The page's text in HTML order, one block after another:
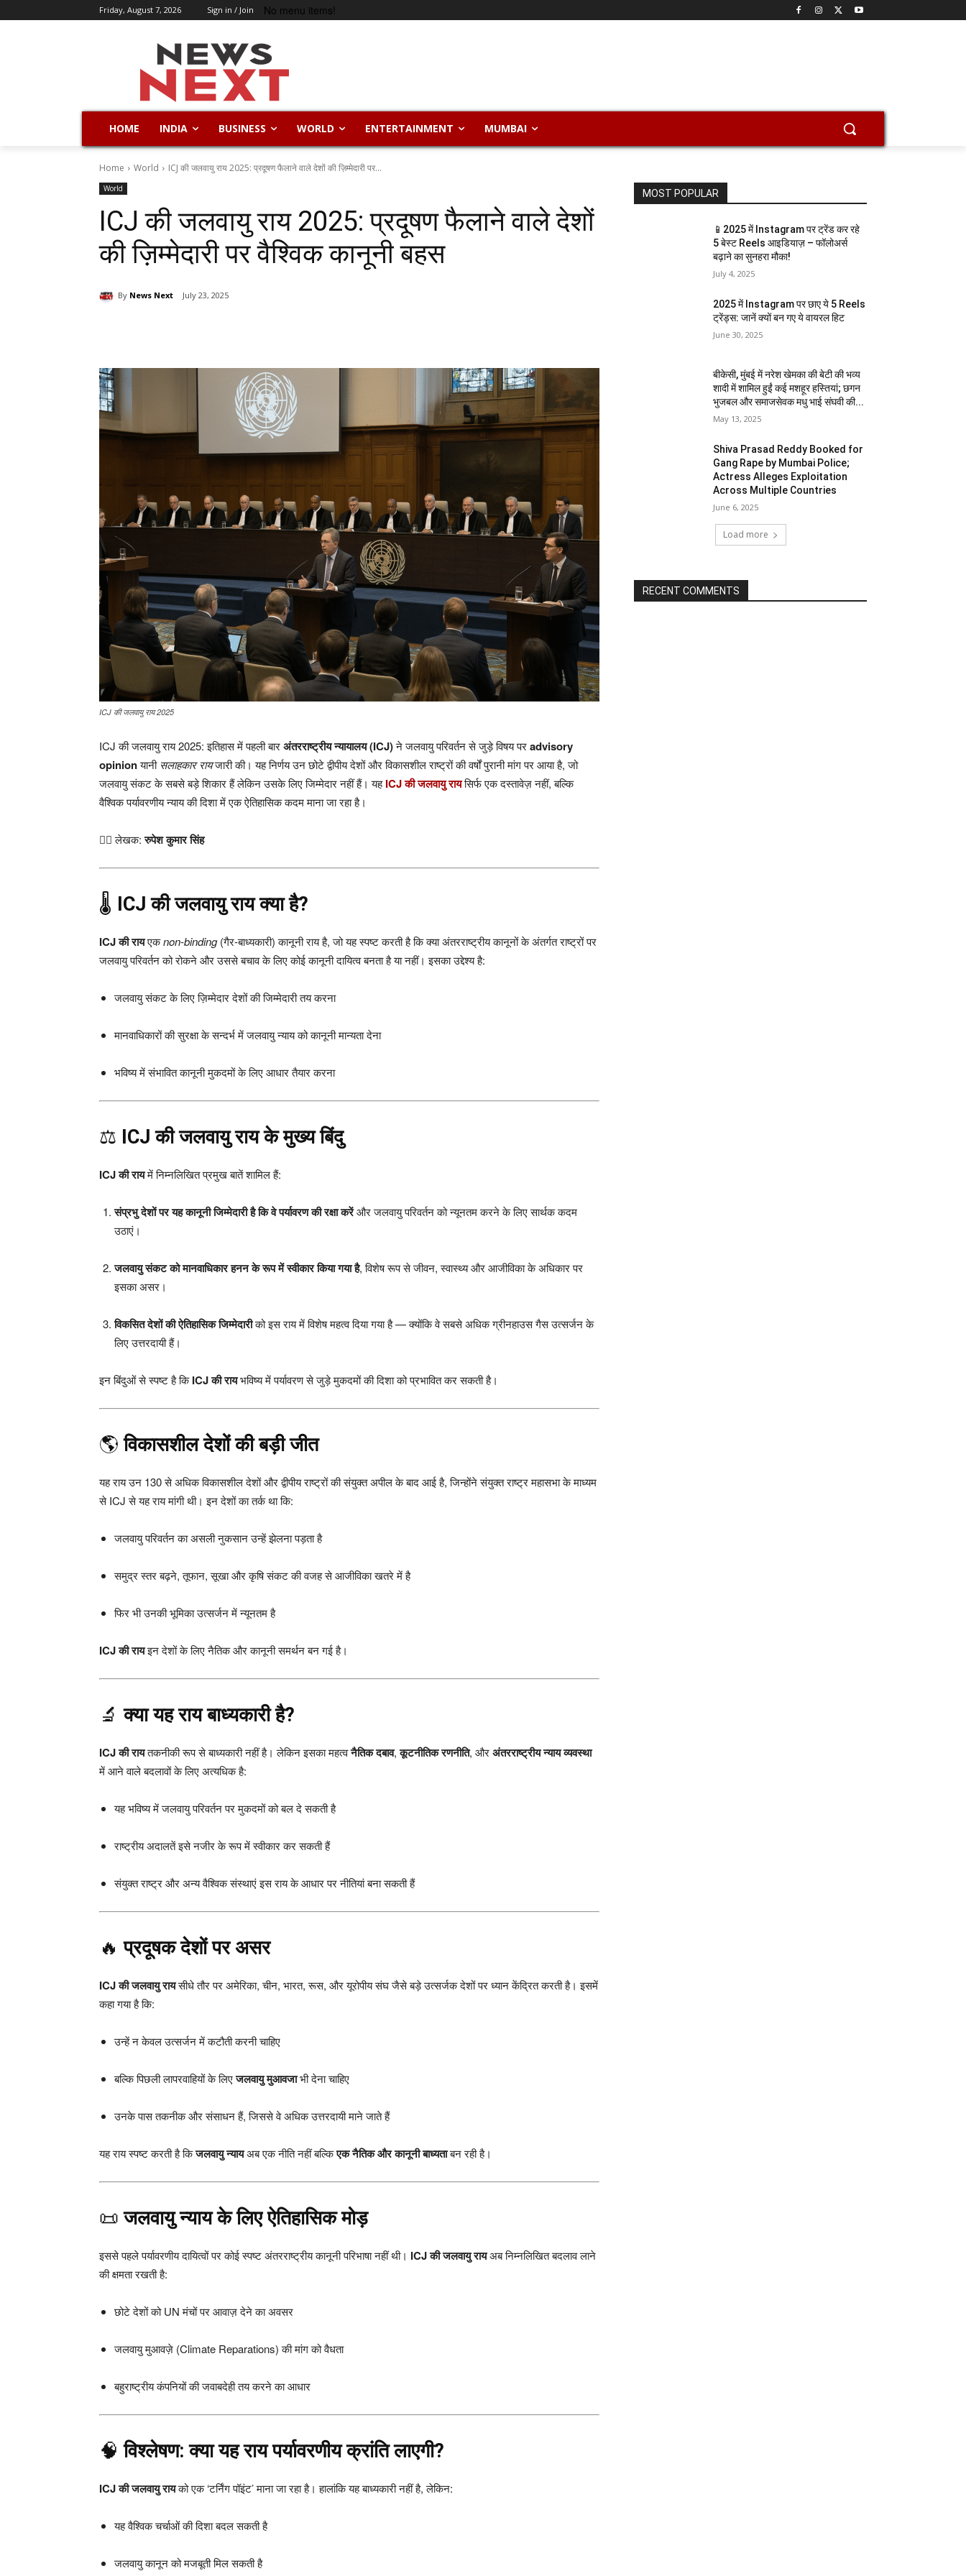
Friday, August 7, 2026 Sign in / Join No menu items!
HOME INDIA BUSINESS WORLD ENTERTAINMENT MUMBAI
Home World ICJ की जलवायु राय 2025: प्रदूषण फैलाने वाले देशों की ज़िम्मेदारी पर...
World
ICJ की जलवायु राय 2025: प्रदूषण फैलाने वाले देशों
की ज़िम्मेदारी पर वैश्विक कानूनी बहस
By News Next July 23, 2025
ICJ की जलवायु राय 2025
ICJ की जलवायु राय 2025: इतिहास में पहली बारअंतरराष्ट्रीय न्यायालय (ICJ)ने जलवायु परिवर्तन से जुड़े विषय परadvisory
opinionयानी सलाहकार रायजारी की। यह निर्णय उन छोटे द्वीपीय देशों और विकासशील राष्ट्रों की वर्षों पुरानी मांग पर आया है, जो
जलवायु संकट के सबसे बड़े शिकार हैं लेकिन उसके लिए जिम्मेदार नहीं हैं। यह ICJ की जलवायु रायसिर्फ एक दस्तावेज़ नहीं, बल्कि
वैश्विक पर्यावरणीय न्याय की दिशा में एक ऐतिहासिक कदम माना जा रहा है।
✍🏻 लेखक:रुपेश कुमार सिंह
🌡️ ICJ की जलवायु राय क्या है?
ICJ की रायएकnon-binding(गैर-बाध्यकारी) कानूनी राय है, जो यह स्पष्ट करती है कि क्या अंतरराष्ट्रीय कानूनों के अंतर्गत राष्ट्रों पर
जलवायु परिवर्तन को रोकने और उससे बचाव के लिए कोई कानूनी दायित्व बनता है या नहीं। इसका उद्देश्य है:
जलवायु संकट के लिए ज़िम्मेदार देशों की जिम्मेदारी तय करना
मानवाधिकारों की सुरक्षा के सन्दर्भ में जलवायु न्याय को कानूनी मान्यता देना
भविष्य में संभावित कानूनी मुकदमों के लिए आधार तैयार करना
⚖️ ICJ की जलवायु राय के मुख्य बिंदु
ICJ की रायमें निम्नलिखित प्रमुख बातें शामिल हैं:
संप्रभु देशों पर यह कानूनी जिम्मेदारी है कि वे पर्यावरण की रक्षा करेंऔर जलवायु परिवर्तन को न्यूनतम करने के लिए सार्थक कदम
उठाएं।
जलवायु संकट को मानवाधिकार हनन के रूप में स्वीकार किया गया है, विशेष रूप से जीवन, स्वास्थ्य और आजीविका के अधिकार पर
इसका असर।
विकसित देशों की ऐतिहासिक जिम्मेदारीको इस राय में विशेष महत्व दिया गया है — क्योंकि वे सबसे अधिक ग्रीनहाउस गैस उत्सर्जन के
लिए उत्तरदायी हैं।
इन बिंदुओं से स्पष्ट है किICJ की रायभविष्य में पर्यावरण से जुड़े मुकदमों की दिशा को प्रभावित कर सकती है।
🌎विकासशील देशों की बड़ी जीत
यह राय उन 130 से अधिक विकासशील देशों और द्वीपीय राष्ट्रों की संयुक्त अपील के बाद आई है, जिन्होंने संयुक्त राष्ट्र महासभा के माध्यम
से ICJ से यह राय मांगी थी। इन देशों का तर्क था कि:
जलवायु परिवर्तन का असली नुकसान उन्हें झेलना पड़ता है
समुद्र स्तर बढ़ने, तूफान, सूखा और कृषि संकट की वजह से आजीविका खतरे में है
फिर भी उनकी भूमिका उत्सर्जन में न्यूनतम है
ICJ की रायइन देशों के लिए नैतिक और कानूनी समर्थन बन गई है।
🔬क्या यह राय बाध्यकारी है?
ICJ की रायतकनीकी रूप से बाध्यकारी नहीं है। लेकिन इसका महत्वनैतिक दबाव,कूटनीतिक रणनीति, औरअंतरराष्ट्रीय न्याय व्यवस्था
में आने वाले बदलावों के लिए अत्यधिक है:
यह भविष्य में जलवायु परिवर्तन पर मुकदमों को बल दे सकती है
राष्ट्रीय अदालतें इसे नजीर के रूप में स्वीकार कर सकती हैं
संयुक्त राष्ट्र और अन्य वैश्विक संस्थाएं इस राय के आधार पर नीतियां बना सकती हैं
🔥प्रदूषक देशों पर असर
ICJ की जलवायु रायसीधे तौर पर अमेरिका, चीन, भारत, रूस, और यूरोपीय संघ जैसे बड़े उत्सर्जक देशों पर ध्यान केंद्रित करती है। इसमें
कहा गया है कि:
उन्हें न केवल उत्सर्जन में कटौती करनी चाहिए
बल्कि पिछली लापरवाहियों के लिएजलवायु मुआवजाभी देना चाहिए
उनके पास तकनीक और संसाधन हैं, जिससे वे अधिक उत्तरदायी माने जाते हैं
यह राय स्पष्ट करती है किजलवायु न्यायअब एक नीति नहीं बल्किएक नैतिक और कानूनी बाध्यताबन रही है।
📜जलवायु न्याय के लिए ऐतिहासिक मोड़
इससे पहले पर्यावरणीय दायित्वों पर कोई स्पष्ट अंतरराष्ट्रीय कानूनी परिभाषा नहीं थी। ICJ की जलवायु रायअब निम्नलिखित बदलाव लाने
की क्षमता रखती है:
छोटे देशों को UN मंचों पर आवाज़ देने का अवसर
जलवायु मुआवज़े (Climate Reparations) की मांग को वैधता
बहुराष्ट्रीय कंपनियों की जवाबदेही तय करने का आधार
🧠विश्लेषण: क्या यह राय पर्यावरणीय क्रांति लाएगी?
ICJ की जलवायु रायको एक ‘टर्निंग पॉइंट’ माना जा रहा है। हालांकि यह बाध्यकारी नहीं है, लेकिन:
यह वैश्विक चर्चाओं की दिशा बदल सकती है
जलवायु कानून को मजबूती मिल सकती है
MOST POPULAR
📱2025 में Instagram पर ट्रेंड कर रहे
5 बेस्ट Reels आइडियाज़ – फॉलोअर्स
बढ़ाने का सुनहरा मौका!
July 4, 2025
2025 में Instagram पर छाए ये 5 Reels
ट्रेंड्स: जानें क्यों बन गए ये वायरल हिट
June 30, 2025
बीकेसी, मुंबई में नरेश खेमका की बेटी की भव्य
शादी में शामिल हुईं कई मशहूर हस्तियां; छगन
भुजबल और समाजसेवक मधु भाई संघवी की...
May 13, 2025
Shiva Prasad Reddy Booked for
Gang Rape by Mumbai Police;
Actress Alleges Exploitation
Across Multiple Countries
June 6, 2025
Load more
RECENT COMMENTS